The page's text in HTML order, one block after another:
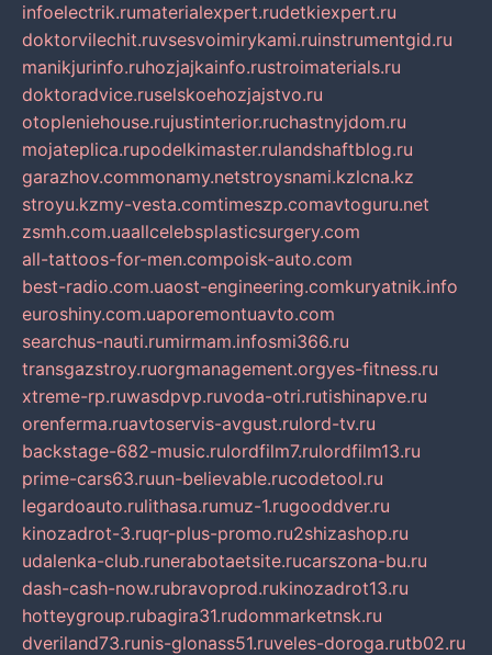
infoelectrik.rumaterialexpert.rudetkiexpert.ru
doktorvilechit.ruvsesvoimirykami.ruinstrumentgid.ru
manikjurinfo.ruhozjajkainfo.rustroimaterials.ru
doktoradvice.ruselskoehozjajstvo.ru
otopleniehouse.rujustinterior.ruchastnyjdom.ru
mojateplica.rupodelkimaster.rulandshaftblog.ru
garazhov.commonamy.netstroysnami.kzlcna.kz
stroyu.kzmy-vesta.comtimeszp.comavtoguru.net
zsmh.com.uaallcelebsplasticsurgery.com
all-tattoos-for-men.compoisk-auto.com
best-radio.com.uaost-engineering.comkuryatnik.info
euroshiny.com.uaporemontuavto.com
searchus-nauti.rumirmam.infosmi366.ru
transgazstroy.ruorgmanagement.orgyes-fitness.ru
xtreme-rp.ruwasdpvp.ruvoda-otri.rutishinapve.ru
orenferma.ruavtoservis-avgust.rulord-tv.ru
backstage-682-music.rulordfilm7.rulordfilm13.ru
prime-cars63.ruun-believable.rucodetool.ru
legardoauto.rulithasa.rumuz-1.rugooddver.ru
kinozadrot-3.ruqr-plus-promo.ru2shizashop.ru
udalenka-club.runerabotaetsite.rucarszona-bu.ru
dash-cash-now.rubravoprod.rukinozadrot13.ru
hotteygroup.rubagira31.rudommarketnsk.ru
dveriland73.runis-glonass51.ruveles-doroga.rutb02.ru